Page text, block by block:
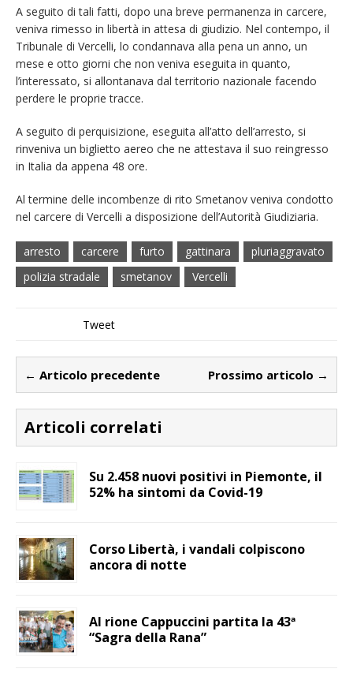
A seguito di tali fatti, dopo una breve permanenza in carcere,
veniva rimesso in libertà in attesa di giudizio. Nel contempo, il
Tribunale di Vercelli, lo condannava alla pena un anno, un
mese e otto giorni che non veniva eseguita in quanto,
l’interessato, si allontanava dal territorio nazionale facendo
perdere le proprie tracce.
A seguito di perquisizione, eseguita all’atto dell’arresto, si
rinveniva un biglietto aereo che ne attestava il suo reingresso
in Italia da appena 48 ore.
Al termine delle incombenze di rito Smetanov veniva condotto
nel carcere di Vercelli a disposizione dell’Autorità Giudiziaria.
arresto carcere furto gattinara
pluriaggravato
polizia stradale
smetanov Vercelli
Tweet
← Articolo precedente Prossimo articolo →
Articoli correlati
Su 2.458 nuovi positivi in Piemonte, il
52% ha sintomi da Covid-19
Corso Libertà, i vandali colpiscono
ancora di notte
Al rione Cappuccini partita la 43ª
“Sagra della Rana”